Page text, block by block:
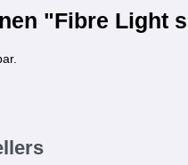
"Fibre Light